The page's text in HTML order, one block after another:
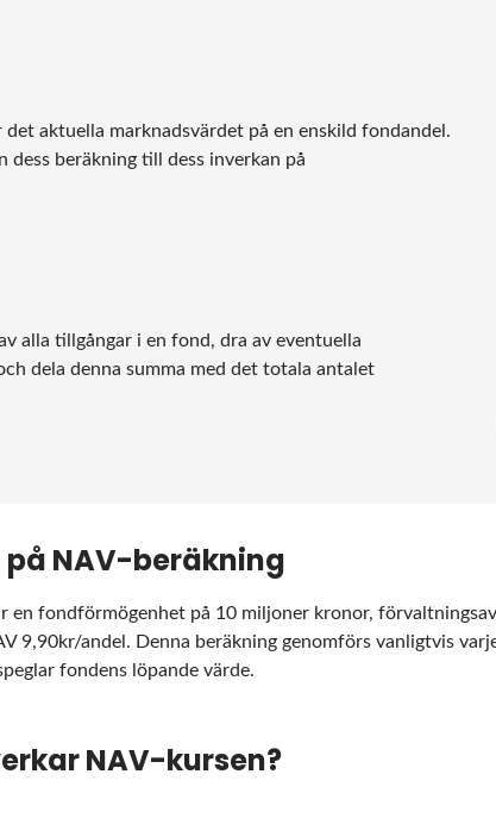
aktuella marknadsvärdet på en enskild fondandel.
dess beräkning till dess inverkan på
alla tillgångar i en fond, dra av eventuella
dela denna summa med det totala antalet
på NAV-beräkning
en fondförmögenhet på 10 miljoner kronor,
9,90kr/andel. Denna beräkning genomförs vanligtvis
fondens löpande värde.
NAV-kursen?